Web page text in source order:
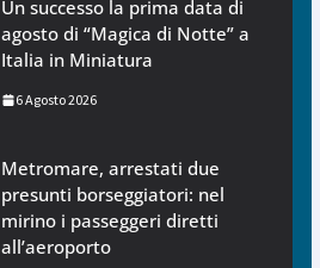
Un successo la prima data di
agosto di “Magica di Notte” a
Italia in Miniatura
6 Agosto 2026
Metromare, arrestati due
presunti borseggiatori: nel
mirino i passeggeri diretti
all’aeroporto